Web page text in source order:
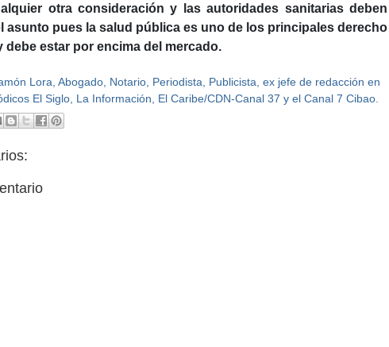
otra consideración y las autoridades sanitarias deben
asunto pues la salud pública es uno de los principales derecho
debe estar por encima del mercado.
Lora, Abogado, Notario, Periodista, Publicista, ex jefe de redacción en
El Siglo, La Información, El Caribe/CDN-Canal 37 y el Canal 7 Cibao.